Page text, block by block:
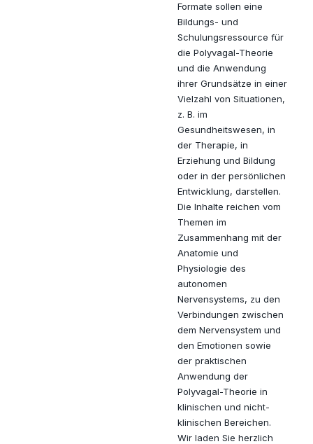
Formate sollen eine
Bildungs- und
Schulungsressource für
die Polyvagal-Theorie
und die Anwendung
ihrer Grundsätze in einer
Vielzahl von Situationen,
z. B. im
Gesundheitswesen, in
der Therapie, in
Erziehung und Bildung
oder in der persönlichen
Entwicklung, darstellen.
Die Inhalte reichen vom
Themen im
Zusammenhang mit der
Anatomie und
Physiologie des
autonomen
Nervensystems, zu den
Verbindungen zwischen
dem Nervensystem und
den Emotionen sowie
der praktischen
Anwendung der
Polyvagal-Theorie in
klinischen und nicht-
klinischen Bereichen.
Wir laden Sie herzlich